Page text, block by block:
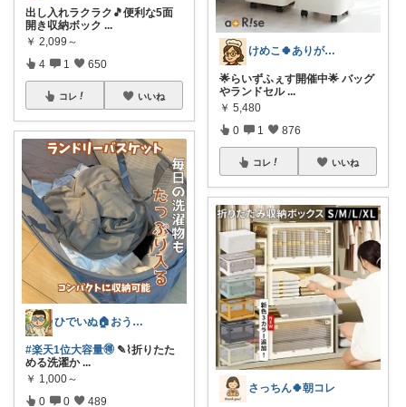
出し入れラクラク🎵便利な5面
開き収納ボック ...
￥ 2,099～
4 1 650
コレ いいね
ひでいぬ🏠おうちをアイテムで快適！！
#楽天1位大容量🉐 ✎⌇折りたた
める洗濯か ...
￥ 1,000～
0 0 489
けめこ🍀ありがとうございます🤭💕
🌟らいずふぇす開催中🌟 バッグ
やランドセル ...
￥ 5,480
0 1 876
コレ いいね
さっちん🍀朝コレ